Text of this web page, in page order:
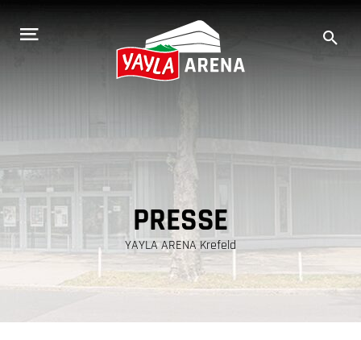
Inhalt
springen
PRESSE
YAYLA ARENA Krefeld